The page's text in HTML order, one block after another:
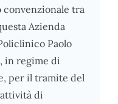
tra
Azienda
Paolo
in regime di
per il tramite del
di